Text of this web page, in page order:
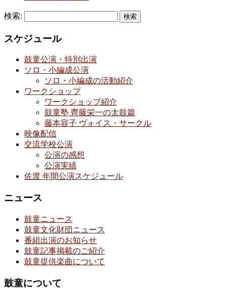
検索:
スケジュール
鼓童公演・特別出演
ソロ・小編成公演
ソロ・小編成の活動紹介
ワークショップ
ワークショップ紹介
鼓童塾 齊藤栄一の太鼓篇
藤本容子 ヴォイス・サークル
映像配信
交流学校公演
公演の感想
公演実績
佐渡 年間公演スケジュール
ニュース
鼓童ニュース
鼓童文化財団ニュース
番組出演のお知らせ
鼓童記事掲載のご紹介
鼓童提供楽曲について
鼓童について